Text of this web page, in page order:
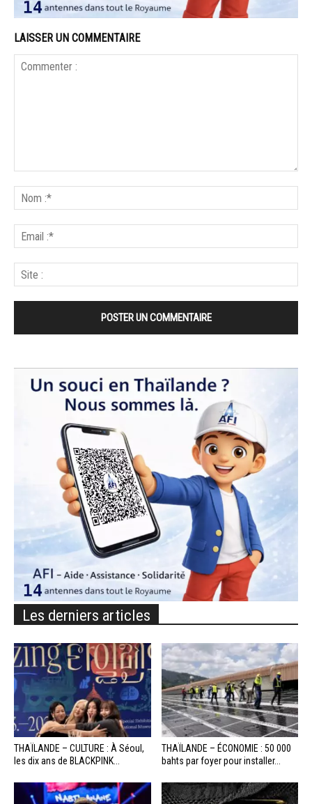
LAISSER UN COMMENTAIRE
Les derniers articles
THAÏLANDE – CULTURE : À Séoul,
les dix ans de BLACKPINK...
THAÏLANDE – ÉCONOMIE : 50 000
bahts par foyer pour installer...